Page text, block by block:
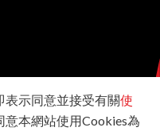
表示同意並接受有關使
意本網站使用Cookies為